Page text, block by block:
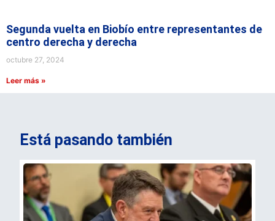
Segunda vuelta en Biobío entre representantes de
centro derecha y derecha
octubre 27, 2024
Leer más »
Está pasando también